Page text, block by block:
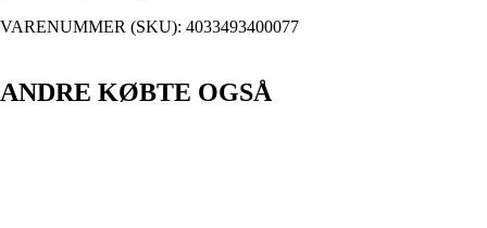
VARENUMMER (SKU): 4033493400077
ANDRE KØBTE OGSÅ